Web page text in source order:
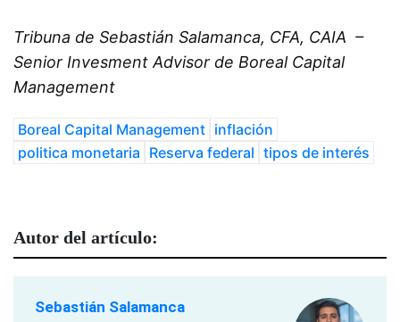
Tribuna de Sebastián Salamanca, CFA, CAIA –
Senior Invesment Advisor de Boreal Capital
Management
Boreal Capital Management inflación
politica monetaria Reserva federal tipos de interés
Autor del artículo:
Sebastián Salamanca